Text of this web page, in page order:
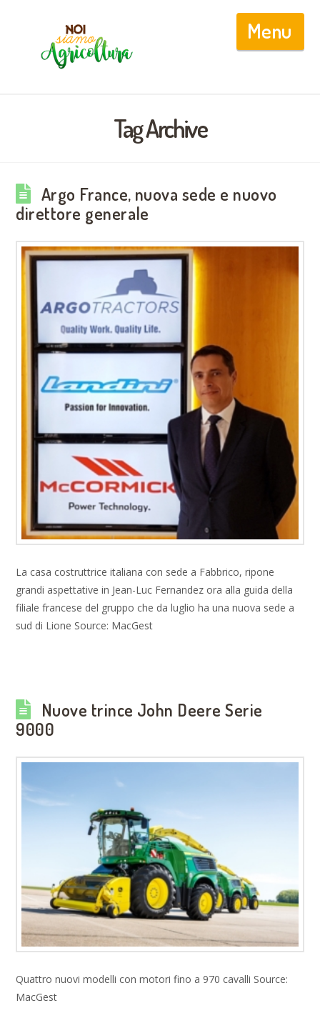
Tag Archive
Argo France, nuova sede e nuovo
direttore generale
La casa costruttrice italiana con sede a Fabbrico, ripone
grandi aspettative in Jean-Luc Fernandez ora alla guida della
filiale francese del gruppo che da luglio ha una nuova sede a
sud di Lione Source: MacGest
Nuove trince John Deere Serie
9000
Quattro nuovi modelli con motori fino a 970 cavalli Source:
MacGest